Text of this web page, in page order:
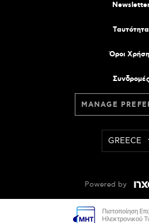
Tαυτότητα
Όροι
Συνδρομές
MANAGE
GREECE
Powered by